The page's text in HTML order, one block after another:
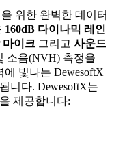
위한 완벽한 데이터
160dB 다이나믹 레인
마이크 그리고 사운드
소음(NVH) 측정을
빛나는 DewesoftX
니다. DewesoftX는
제공합니다: